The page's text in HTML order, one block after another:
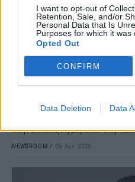
I want to opt-out of
Retention, Sale, and/or
Personal Data that Is
Purposes for which it was
Opted Out
CONFIRM
Data Deletion Data
ΕΠΙΧΕΙΡΗΣΕΙΣ
Λάρισα
κατασκευή του
800 MW
Την υπογραφή σύμβασης με τη
ανακοίνωσε ο Όμιλος ΑΒΑΞ,
συνδυασμένου κύκλου, ισχύος
στην υλοποίηση μεγάλων
NEWSROOM / 05 Αυγ 2026